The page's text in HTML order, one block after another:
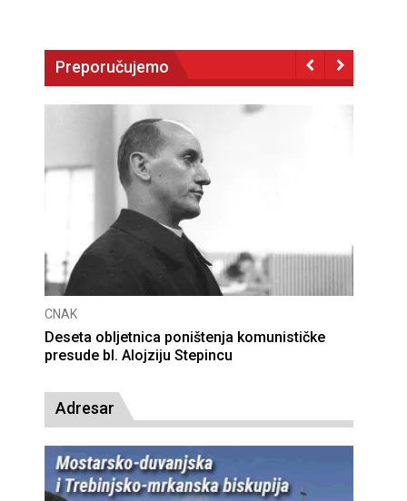
Preporučujemo
CNAK
Deseta obljetnica poništenja komunističke
presude bl. Alojziju Stepincu
Adresar